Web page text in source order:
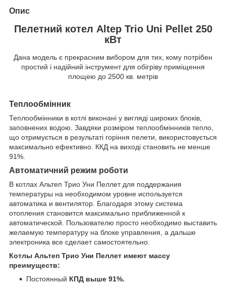
Опис
Пелетний котел Altep Trio Uni Pellet 250
кВт
Дана модель є прекрасним вибором для тих, кому потрібен
простий і надійний інструмент для обігріву приміщення
площею до 2500 кв. метрів
Теплообмінник
Теплообмінники в котлі виконані у вигляді широких блоків,
заповнених водою. Завдяки розміром теплообмінників тепло,
що отримується в результаті горіння пелети, використовується
максимально ефективно. ККД на виході становить не менше
91%.
Автоматичний режим роботи
В котлах Альтеп Трио Уни Пеллет для поддержания
температуры на необходимом уровне используется
автоматика и вентилятор. Благодаря этому система
отопления становится максимально приближенной к
автоматической. Пользователю просто необходимо выставить
желаемую температуру на блоке управления, а дальше
электроника все сделает самостоятельно.
Котлы Альтеп Трио Уни Пеллет имеют массу
преимуществ:
Постоянный КПД выше 91%.